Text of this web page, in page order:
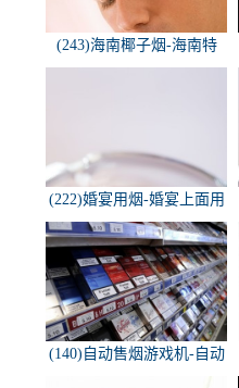
(243)海南椰子烟-海南特
产，椰子香烟，槟榔香
(222)婚宴用烟-婚宴上面用
的烟是怎样的
(140)自动售烟游戏机-自动